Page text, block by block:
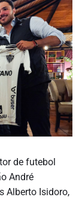
de futebol
André
Alberto Isidoro,